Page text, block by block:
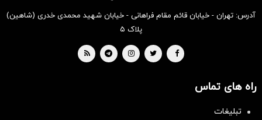
آدرس: تهران - خیابان قائم مقام فراهانی - خیابان شهید محمدی خدری (شاهین)
پلاک ۵
راه های تماس
تبلیغات